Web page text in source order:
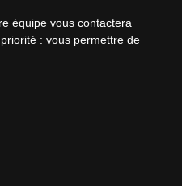
équipe vous contactera
: vous permettre de